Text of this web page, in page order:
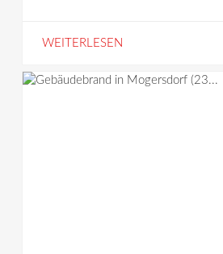
WEITERLESEN